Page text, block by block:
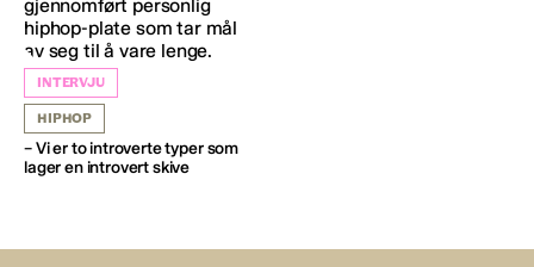
INTERVJU
HIPHOP
– Vi er to introverte typer som
lager en introvert skive